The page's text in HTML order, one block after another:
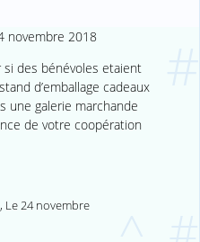
novembre 2018
si des bénévoles etaient
d’emballage cadeaux
une galerie marchande
de votre coopération
, Le 24 novembre